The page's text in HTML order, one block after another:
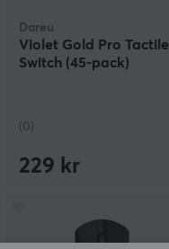
Dareu
Violet Gold Pro Tactile
Switch (45-pack)
(0)
229 kr